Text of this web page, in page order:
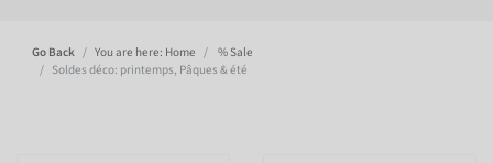
Go Back You are here: Home
% Sale
Soldes déco: printemps, Pâques & été